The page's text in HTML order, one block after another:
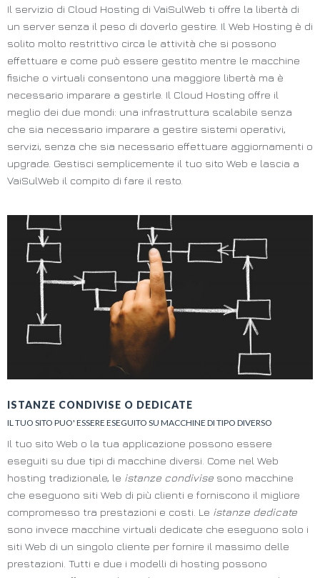
Il servizio di Cloud Hosting di VaiSulWeb ti offre la libertà di
un server senza il peso di doverlo gestire. Il Web Hosting è di
solito molto restrittivo circa le attività che si possono
effettuare e come può essere gestito mentre le macchine
fisiche o virtuali consentono una maggiore libertà ma è
necessario imparare a gestirle. Il Cloud Hosting offre il
meglio dei due mondi: una infrastruttura scalabile senza
che sia necessario imparare a gestire sistemi operativi,
servizi, senza che sia necessario effettuare aggiornamenti o
upgrade. Gestisci semplicemente il tuo sito Web e lascia a
VaiSulWeb il compito di fare il resto.
ISTANZE CONDIVISE O DEDICATE
IL TUO SITO PUO' ESSERE ESEGUITO SU MACCHINE DI TIPO DIVERSO
Il tuo sito Web o la tua applicazione possono essere
eseguiti su due tipi di macchine diversi. Come nel Web
hosting tradizionale, le istanze condivise sono macchine
che eseguono siti Web di più clienti e forniscono il migliore
compromesso tra prestazioni e costi. Le istanze dedicate
sono invece macchine virtuali dedicate che eseguono solo i
siti Web di un singolo cliente per fornire il massimo delle
prestazioni. Tutti e due i modelli di hosting possono